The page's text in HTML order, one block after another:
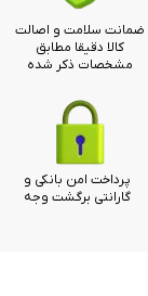
ضمانت سلامت و اصالت
کالا دقیقا مطابق
مشخصات ذکر شده
پرداخت امن بانکی و
گارانتی برگشت وجه